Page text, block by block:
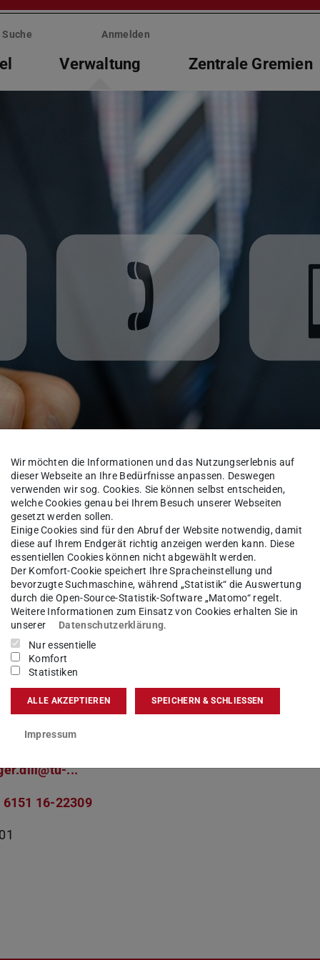
Suche Anmelden
Verwaltung Zentrale Gremien
und
VI Ansprechpartner:innen
Holger Dill
Forschung und Transfer
Verbundprojekte des Dezernats
...
6151 16-22309
Wir möchten die Informationen und das Nutzungserlebnis auf
dieser Webseite an Ihre Bedürfnisse anpassen. Deswegen
verwenden wir sog. Cookies. Sie können selbst entscheiden,
welche Cookies genau bei Ihrem Besuch unserer Webseiten
gesetzt werden sollen.
Einige Cookies sind für den Abruf der Website notwendig, damit
diese auf Ihrem Endgerät richtig anzeigen werden kann. Diese
essentiellen Cookies können nicht abgewählt werden.
Der Komfort-Cookie speichert Ihre Spracheinstellung und
bevorzugte Suchmaschine, während „Statistik“ die Auswertung
durch die Open-Source-Statistik-Software „Matomo“ regelt.
Weitere Informationen zum Einsatz von Cookies erhalten Sie in
unserer
Datenschutzerklärung.
Nur essentielle
Komfort
Statistiken
ALLE AKZEPTIEREN SPEICHERN & SCHLIESSEN
Impressum